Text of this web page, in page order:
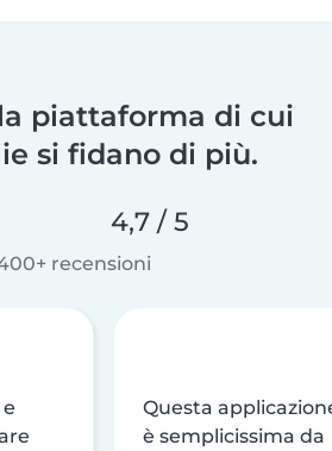
piattaforma di cui
si fidano di più.
4,7 / 5
recensioni
Questa
è semplicissima da